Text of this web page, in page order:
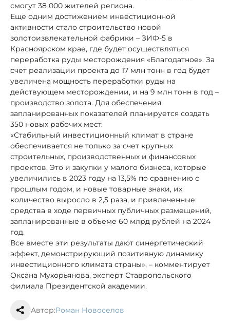
смогут 38 000 жителей региона.
Еще одним достижением инвестиционной
активности стало строительство новой
золотоизвлекательной фабрики – ЗИФ-5 в
Красноярском крае, где будет осуществляться
переработка руды месторождения «Благодатное». За
счет реализации проекта до 17 млн тонн в год будет
увеличена мощность переработки руды на
действующем месторождении, и на 9 млн тонн в год –
производство золота. Для обеспечения
запланированных показателей планируется создать
350 новых рабочих мест.
«Стабильный инвестиционный климат в стране
обеспечивается не только за счет крупных
строительных, производственных и финансовых
проектов. Это и закупки у малого бизнеса, которые
увеличились в 2023 году на 13,5% по сравнению с
прошлым годом, и новые товарные знаки, их
количество выросло в 2,5 раза, и привлеченные
средства в ходе первичных публичных размещений,
запланированные в объеме 60 млрд рублей на 2024
год.
Все вместе эти результаты дают синергетический
эффект, демонстрирующий позитивную динамику
инвестиционного климата страны», – комментирует
Оксана Мухорьянова, эксперт Ставропольского
филиала Президентской академии.
Автор:Роман Новоселов